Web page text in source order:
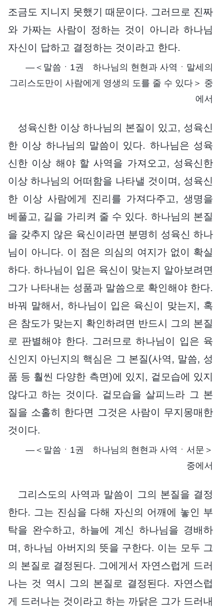
조금도 지니지 못했기 때문이다. 그러므로 진짜
와 가짜는 사람이 정하는 것이 아니라 하나님
자신이 답하고 결정하는 것이라고 한다.
―＜말씀ㆍ1권 하나님의 현현과 사역ㆍ말세의
그리스도만이 사람에게 영생의 도를 줄 수 있다＞ 중
에서
성육신한 이상 하나님의 본질이 있고, 성육신
한 이상 하나님의 말씀이 있다. 하나님은 성육
신한 이상 해야 할 사역을 가져오고, 성육신한
이상 하나님의 어떠함을 나타낼 것이며, 성육신
한 이상 사람에게 진리를 가져다주고, 생명을
베풀고, 길을 가리켜 줄 수 있다. 하나님의 본질
을 갖추지 않은 육신이라면 분명히 성육신 하나
님이 아니다. 이 점은 의심의 여지가 없이 확실
하다. 하나님이 입은 육신이 맞는지 알아보려면
그가 나타내는 성품과 말씀으로 확인해야 한다.
바꿔 말해서, 하나님이 입은 육신이 맞는지, 혹
은 참도가 맞는지 확인하려면 반드시 그의 본질
로 판별해야 한다. 그러므로 하나님이 입은 육
신인지 아닌지의 핵심은 그 본질(사역, 말씀, 성
품 등 훨씬 다양한 측면)에 있지, 겉모습에 있지
않다고 하는 것이다. 겉모습을 살피느라 그 본
질을 소홀히 한다면 그것은 사람이 무지몽매한
것이다.
―＜말씀ㆍ1권 하나님의 현현과 사역ㆍ서문＞
중에서
그리스도의 사역과 말씀이 그의 본질을 결정
한다. 그는 진심을 다해 자신의 어깨에 놓인 부
탁을 완수하고, 하늘에 계신 하나님을 경배하
며, 하나님 아버지의 뜻을 구한다. 이는 모두 그
의 본질로 결정된다. 그에게서 자연스럽게 드러
나는 것 역시 그의 본질로 결정된다. 자연스럽
게 드러나는 것이라고 하는 까닭은 그가 드러내